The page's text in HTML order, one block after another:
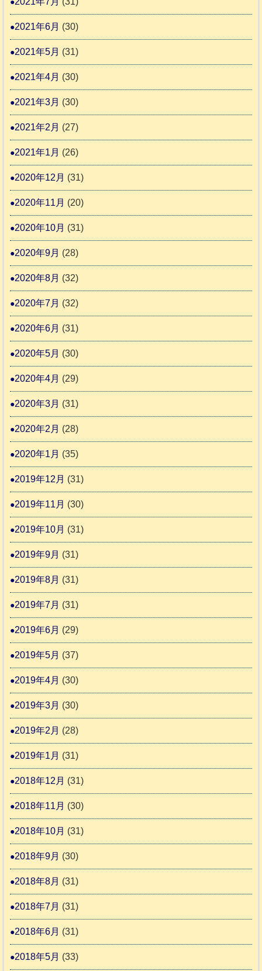
2021年6月 (30)
2021年5月 (31)
2021年4月 (30)
2021年3月 (30)
2021年2月 (27)
2021年1月 (26)
2020年12月 (31)
2020年11月 (20)
2020年10月 (31)
2020年9月 (28)
2020年8月 (32)
2020年7月 (32)
2020年6月 (31)
2020年5月 (30)
2020年4月 (29)
2020年3月 (31)
2020年2月 (28)
2020年1月 (35)
2019年12月 (31)
2019年11月 (30)
2019年10月 (31)
2019年9月 (31)
2019年8月 (31)
2019年7月 (31)
2019年6月 (29)
2019年5月 (37)
2019年4月 (30)
2019年3月 (30)
2019年2月 (28)
2019年1月 (31)
2018年12月 (31)
2018年11月 (30)
2018年10月 (31)
2018年9月 (30)
2018年8月 (31)
2018年7月 (31)
2018年6月 (31)
2018年5月 (33)